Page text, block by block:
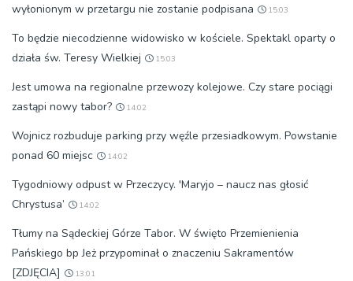
wyłonionym w przetargu nie zostanie podpisana
15:03
To będzie niecodzienne widowisko w kościele. Spektakl oparty o
działa św. Teresy Wielkiej
15:03
Jest umowa na regionalne przewozy kolejowe. Czy stare pociągi
zastąpi nowy tabor?
14:02
Wojnicz rozbuduje parking przy węźle przesiadkowym. Powstanie
ponad 60 miejsc
14:02
Tygodniowy odpust w Przeczycy. 'Maryjo – naucz nas głosić
Chrystusa’
14:02
Tłumy na Sądeckiej Górze Tabor. W święto Przemienienia
Pańskiego bp Jeż przypominał o znaczeniu Sakramentów
[ZDJĘCIA]
13:01